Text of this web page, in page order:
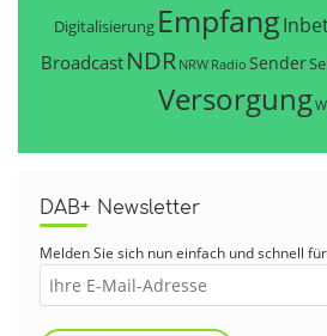
Digitalisierung Empfang
Broadcast NDR NRW Radio Sender
Versorgung
DAB+ Newsletter
Melden Sie sich nun einfach und schnell